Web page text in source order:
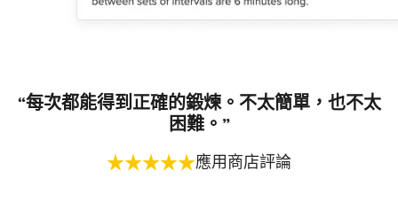
“每次都能得到正確的鍛煉。不太簡單，也不太
困難。”
應用商店評論